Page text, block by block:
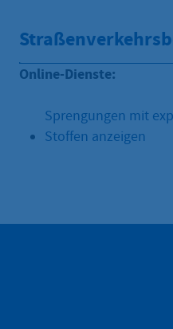
Online-Dienste:
Sprengungen mit
Stoffen anzeigen